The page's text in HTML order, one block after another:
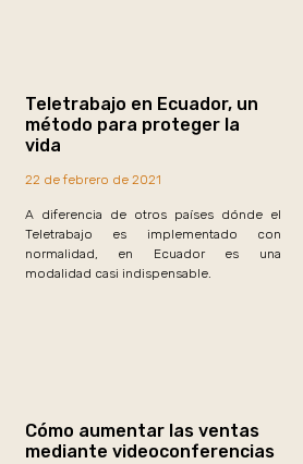
Teletrabajo en Ecuador, un
método para proteger la
vida
22 de febrero de 2021
A diferencia de otros países dónde el
Teletrabajo es implementado con
normalidad, en Ecuador es una
modalidad casi indispensable.
Cómo aumentar las ventas
mediante videoconferencias